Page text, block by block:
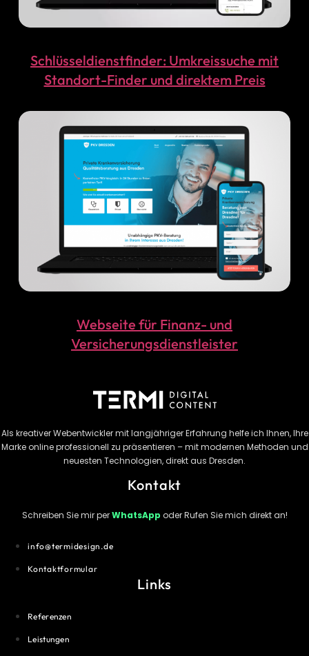
Schlüsseldienstfinder: Umkreissuche mit
Standort-Finder und direktem Preis
Webseite für Finanz- und
Versicherungsdienstleister
Als kreativer Webentwickler mit langjähriger Erfahrung helfe ich Ihnen, Ihre
Marke online professionell zu präsentieren – mit modernen Methoden und
neuesten Technologien, direkt aus Dresden.
Kontakt
Schreiben Sie mir perWhatsApp oder Rufen Sie mich direkt an!
info@termidesign.de
Kontaktformular
Links
Referenzen
Leistungen